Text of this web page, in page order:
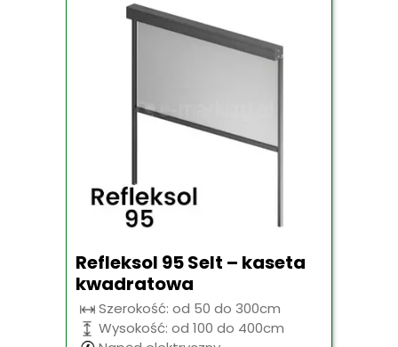
Refleksol 95 Selt – kaseta
kwadratowa
Szerokość: od 50 do 300cm
Wysokość: od 100 do 400cm